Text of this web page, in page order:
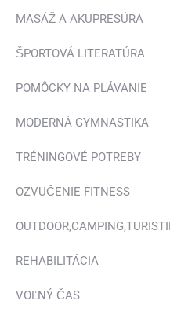
MASÁŽ A AKUPRESÚRA
ŠPORTOVÁ LITERATÚRA
POMÔCKY NA PLÁVANIE
MODERNÁ GYMNASTIKA
TRÉNINGOVÉ POTREBY
OZVUČENIE FITNESS
REHABILITÁCIA
VOĽNÝ ČAS